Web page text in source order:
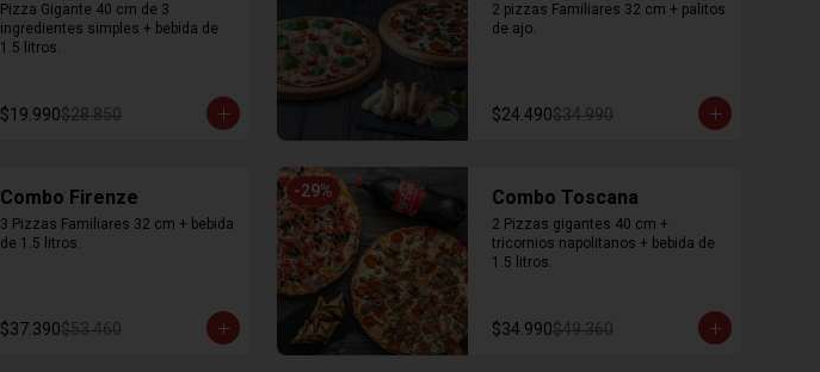
Pizza Gigante 40 cm de 3
ingredientes simples + bebida de
1.5 litros.
$19.990$28.850
2 pizzas Familiares 32 cm + palitos
de ajo.
$24.490$34.990
Combo Firenze
3 Pizzas Familiares 32 cm + bebida
de 1.5 litros.
$37.390$53.460
-29% Combo Toscana
2 Pizzas gigantes 40 cm +
tricornios napolitanos + bebida de
1.5 litros.
$34.990$49.360